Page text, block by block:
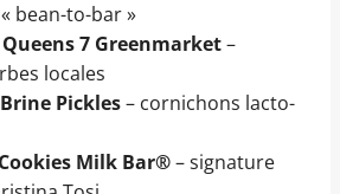
bean-to-bar »
7 Greenmarket–
locales
Pickles– cornichons lacto-
Milk Bar®– signature